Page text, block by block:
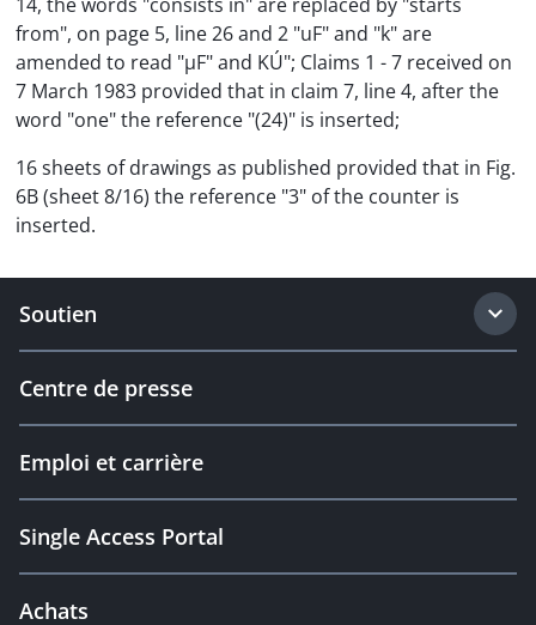
from", on page 5, line 26 and 2 "uF" and "k" are
amended to read "µF" and KÚ"; Claims 1 - 7 received on
7 March 1983 provided that in claim 7, line 4, after the
word "one" the reference "(24)" is inserted;
16 sheets of drawings as published provided that in Fig.
6B (sheet 8/16) the reference "3" of the counter is
inserted.
Soutien
Centre de presse
Emploi et carrière
Single Access Portal
Achats